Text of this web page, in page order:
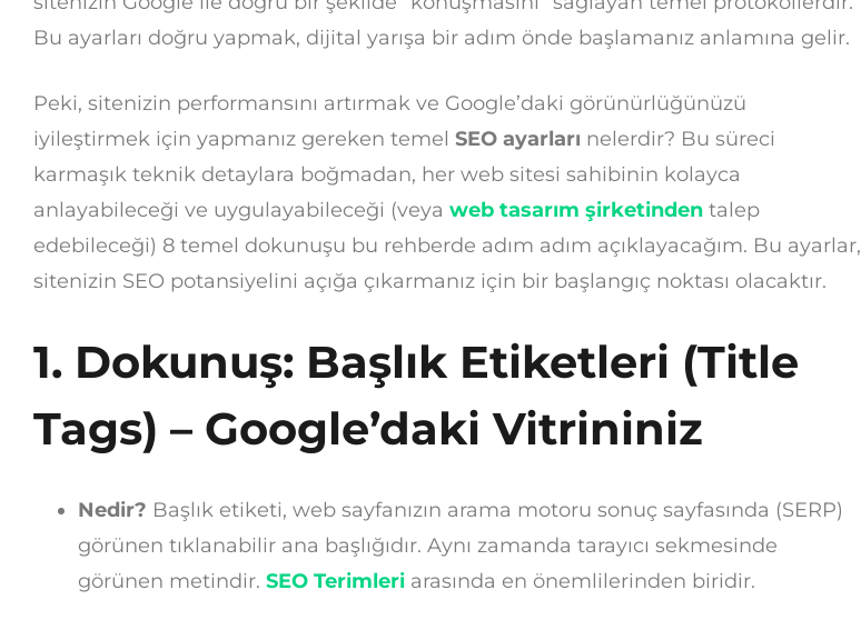
Bu ayarları doğru yapmak, dijital yarışa bir adım önde başlamanız anlamına gelir.
Peki, sitenizin performansını artırmak ve Google’daki görünürlüğünüzü
iyileştirmek için yapmanız gereken temel SEO ayarları nelerdir? Bu süreci
karmaşık teknik detaylara boğmadan, her web sitesi sahibinin kolayca
anlayabileceği ve uygulayabileceği (veya web tasarım şirketinden talep
edebileceği) 8 temel dokunuşu bu rehberde adım adım açıklayacağım. Bu ayarlar,
sitenizin SEO potansiyelini açığa çıkarmanız için bir başlangıç noktası olacaktır.
1. Dokunuş: Başlık Etiketleri (Title
Tags) – Google’daki Vitrininiz
Nedir? Başlık etiketi, web sayfanızın arama motoru sonuç sayfasında (SERP)
görünen tıklanabilir ana başlığıdır. Aynı zamanda tarayıcı sekmesinde
görünen metindir. SEO Terimleri arasında en önemlilerinden biridir.